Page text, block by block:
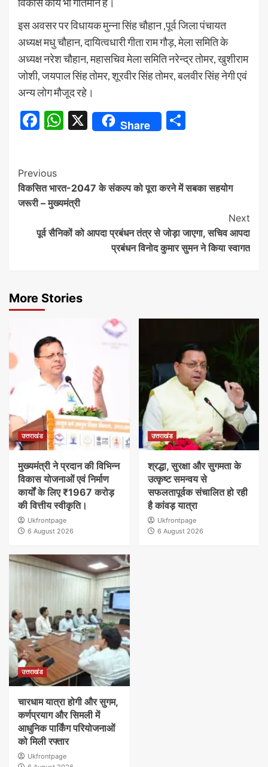
विकास कार्य भी गतिमान है।
इस अवसर पर विधायक मुन्ना सिंह चौहान ,पूर्व जिला पंचायत
अध्यक्ष मधु चौहान, दायित्वधारी गीता राम गौड़, मेला समिति के
अध्यक्ष नरेश चौहान, महासचिव मेला समिति नरेन्द्र तोमर, खुशीराम
जोशी, जयपाल सिंह तोमर, शूरवीर सिंह तोमर, बलवीर सिंह नेगी एवं
अन्य लोग मौजूद रहे।
Facebook
WhatsApp
X Share
Continue
Reading
Previous
विकसित भारत-2047 के संकल्प को पूरा करने में सबका सहयोग
जरूरी – मुख्यमंत्री
Next
पूर्व सैनिकों को आपदा प्रबंधन तंत्र से जोड़ा जाएगा, सचिव आपदा
प्रबंधन विनोद कुमार सुमन ने किया स्वागत
More Stories
उत्तराखंड
मुख्यमंत्री ने प्रदान की विभिन्न
विकास योजनाओं एवं निर्माण
कार्यों के लिए ₹1967 करोड़
की वित्तीय स्वीकृति।
Ukfrontpage
6 August 2026
उत्तराखंड
श्रद्धा, सुरक्षा और सुगमता के
उत्कृष्ट समन्वय से
सफलतापूर्वक संचालित हो रही
है कांवड़ यात्रा
Ukfrontpage
6 August 2026
उत्तराखंड
चारधाम यात्रा होगी और सुगम,
कर्णप्रयाग और सिमली में
आधुनिक पार्किंग परियोजनाओं
को मिली रफ्तार
Ukfrontpage